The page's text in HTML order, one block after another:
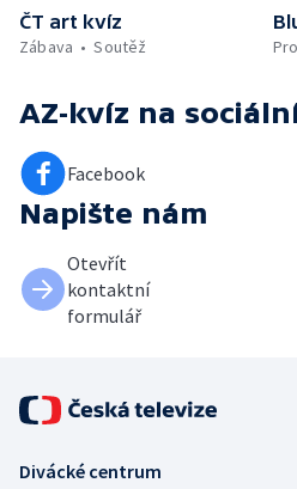
ČT art kvíz
Zábava
Soutěž
AZ-kvíz na
Facebook
Napište nám
Otevřít
kontaktní
formulář
Divácké centrum